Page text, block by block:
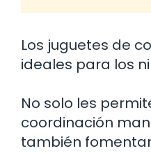
Los juguetes de
ideales para los
No solo les
coordinación
también